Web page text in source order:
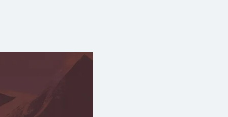
ดโกงชนพื้นเมืองชาวอินเดียน
อครอบครองผืนแผ่นดิน แร่ธาตุ
มาสู่โศกนาฏกรรมการสังหาร
ที่ตำบลวูนเด็ดนี ไม่ต่างอะไร